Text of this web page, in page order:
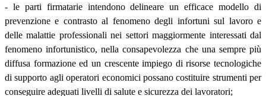
- le parti firmatarie intendono delineare un efficace modello di
prevenzione e contrasto al fenomeno degli infortuni sul lavoro e
delle malattie professionali nei settori maggiormente interessati dal
fenomeno infortunistico, nella consapevolezza che una sempre più
diffusa formazione ed un crescente impiego di risorse tecnologiche
di supporto agli operatori economici possano costituire strumenti per
conseguire adeguati livelli di salute e sicurezza dei lavoratori;